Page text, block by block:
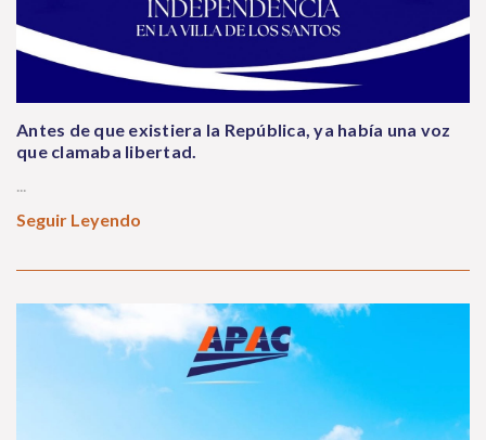
Antes de que existiera la República, ya había una voz
que clamaba libertad.
...
Seguir Leyendo